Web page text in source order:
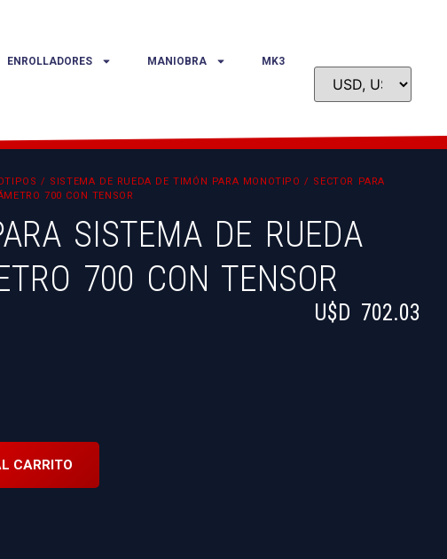
ENROLLADORES MANIOBRA MK3
/ SISTEMA DE RUEDA DE TIMÓN PARA MONOTIPO / SECTOR PARA
700 CON TENSOR
SISTEMA DE RUEDA
700 CON TENSOR
U$D 702.03
CARRITO